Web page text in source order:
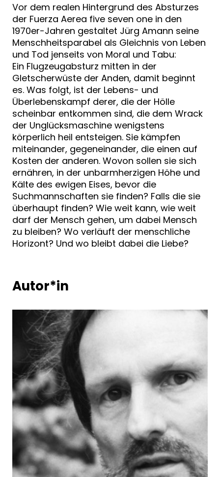
Vor dem realen Hintergrund des Absturzes
der Fuerza Aerea five seven one in den
1970er-Jahren gestaltet Jürg Amann seine
Menschheitsparabel als Gleichnis von Leben
und Tod jenseits von Moral und Tabu:
Ein Flugzeugabsturz mitten in der
Gletscherwüste der Anden, damit beginnt
es. Was folgt, ist der Lebens- und
Überlebenskampf derer, die der Hölle
scheinbar entkommen sind, die dem Wrack
der Unglücksmaschine wenigstens
körperlich heil entsteigen. Sie kämpfen
miteinander, gegeneinander, die einen auf
Kosten der anderen. Wovon sollen sie sich
ernähren, in der unbarmherzigen Höhe und
Kälte des ewigen Eises, bevor die
Suchmannschaften sie finden? Falls die sie
überhaupt finden? Wie weit kann, wie weit
darf der Mensch gehen, um dabei Mensch
zu bleiben? Wo verläuft der menschliche
Horizont? Und wo bleibt dabei die Liebe?
Autor*in